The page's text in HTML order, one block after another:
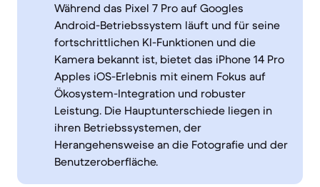
Während das Pixel 7 Pro auf Googles
Android-Betriebssystem läuft und für seine
fortschrittlichen KI-Funktionen und die
Kamera bekannt ist, bietet das iPhone 14 Pro
Apples iOS-Erlebnis mit einem Fokus auf
Ökosystem-Integration und robuster
Leistung. Die Hauptunterschiede liegen in
ihren Betriebssystemen, der
Herangehensweise an die Fotografie und der
Benutzeroberfläche.